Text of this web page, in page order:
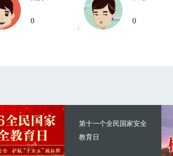
0 0
第十一个全民国家安全
教育日